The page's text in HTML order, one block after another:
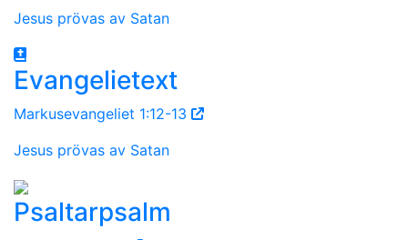
Jesus prövas av Satan
Evangelietext
Markusevangeliet 1:12-13
Jesus prövas av Satan
Psaltarpsalm